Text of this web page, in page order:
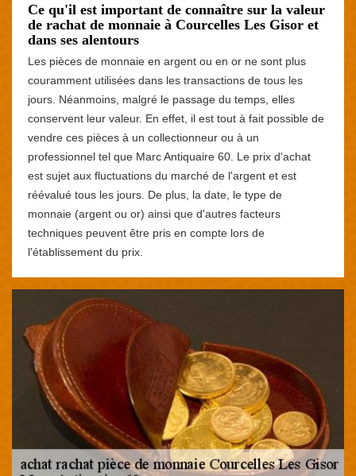
Ce qu'il est important de connaître sur la valeur
de rachat de monnaie à Courcelles Les Gisor et
dans ses alentours
Les pièces de monnaie en argent ou en or ne sont plus
couramment utilisées dans les transactions de tous les
jours. Néanmoins, malgré le passage du temps, elles
conservent leur valeur. En effet, il est tout à fait possible de
vendre ces pièces à un collectionneur ou à un
professionnel tel que Marc Antiquaire 60. Le prix d'achat
est sujet aux fluctuations du marché de l'argent et est
réévalué tous les jours. De plus, la date, le type de
monnaie (argent ou or) ainsi que d'autres facteurs
techniques peuvent être pris en compte lors de
l'établissement du prix.